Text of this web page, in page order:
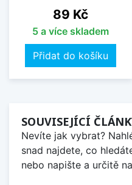
Cena
89 Kč
5 a více skladem
Přidat do košíku
SOUVISEJÍCÍ
Nevíte jak vybrat?
snad najdete, co
nebo napište a určitě